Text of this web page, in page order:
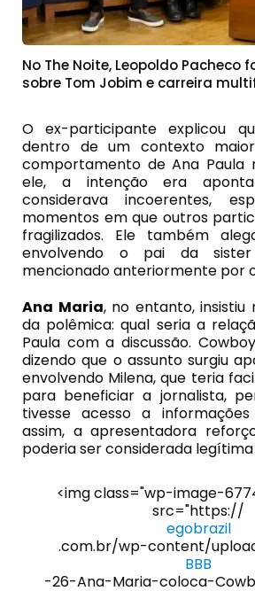
No The Noite, Leopoldo Pacheco
sobre Tom Jobim e carreira
O ex-participante explicou
dentro de um contexto
comportamento de Ana Paula
ele, a intenção era
considerava incoerentes,
momentos em que outros
fragilizados. Ele também
envolvendo o pai da
mencionado anteriormente por
Ana Maria, no entanto,
da polêmica: qual seria a
Paula com a discussão.
dizendo que o assunto surgiu
envolvendo Milena, que teria
para beneficiar a jornalista,
tivesse acesso a
assim, a apresentadora
poderia ser considerada
<img class="wp-image-
src="https://
egobrazil
.com.br/wp-content/
BBB
-26-Ana-Maria-coloca-